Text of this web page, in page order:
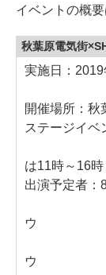
イベントの概要
秋葉原電気街
実施日：
9日(日)
開催場所：秋
ステージイベ
8日は
は11時～16時
出演予定者：
14時00
ウ
16時00
ウ